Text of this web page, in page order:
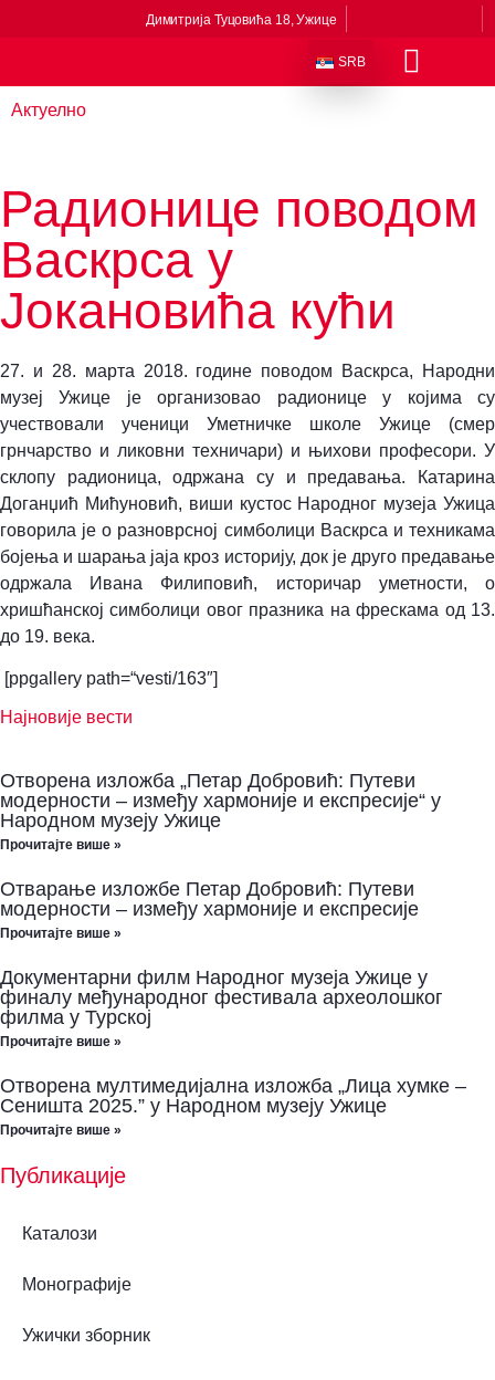
Димитрија Туцовића 18, Ужице
SRB
Актуелно
Радионице поводом
Васкрса у
Јокановића кући
27. и 28. марта 2018. године поводом Васкрса, Народни
музеј Ужице је организовао радионице у којима су
учествовали ученици Уметничке школе Ужице (смер
грнчарство и ликовни техничари) и њихови професори. У
склопу радионица, одржана су и предавања. Катарина
Доганџић Мићуновић, виши кустос Народног музеја Ужица
говорила је о разноврсној симболици Васкрса и техникама
бојења и шарања јаја кроз историју, док је друго предавање
одржала Ивана Филиповић, историчар уметности, о
хришћанској симболици овог празника на фрескама од 13.
до 19. века.
[ppgallery path=“vesti/163″]
Најновије вести
Отворена изложба „Петар Добровић: Путеви
модерности – између хармоније и експресије“ у
Народном музеју Ужице
Прочитајте више »
Отварање изложбе Петар Добровић: Путеви
модерности – између хармоније и експресије
Прочитајте више »
Документарни филм Народног музеја Ужице у
финалу међународног фестивала археолошког
филма у Турској
Прочитајте више »
Отворена мултимедијална изложба „Лица хумке –
Сеништа 2025.” у Народном музеју Ужице
Прочитајте више »
Публикације
Каталози
Монографије
Ужички зборник